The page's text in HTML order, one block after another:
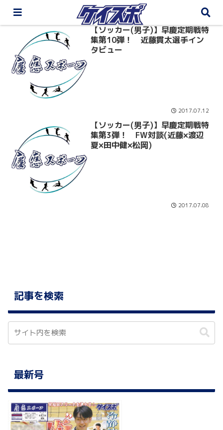
【ソッカー(男子)】早慶定期戦特
集第10弾！ 近藤貫太選手イン
タビュー
2017.07.12
【ソッカー(男子)】早慶定期戦特
集第3弾！ FW対談(近藤×渡辺
夏×田中健×松岡)
2017.07.08
記事を検索
最新号